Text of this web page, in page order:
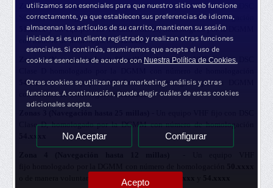
Zonas 1 (Navegación Ilimitada)- Un equipo VHF fijo con DSC
SOLAS, homologado por la DGMM con número de homologación
51.xxxxy un equipo VHF Portátil SOLAS, homologado por la DGMM
con número de homologación53.xxxx
Zonas 2 (Navegación hasta 60 millas)- Un equipo VHF fijo con DSC
54.xxxx y un equipo VHF Portátil, homologado por la DGMM
con número de homologación53.xxxx
Clase D, homologado por la DGMM con número de homologación
o de manera voluntaria los de homologación
utilizamos son esenciales para que nuestro sitio web funcione
correctamente, ya que establecen sus preferencias de idioma,
almacenan los artículos de su carrito, mantienen su sesión
iniciada si es un cliente registrado y realizan otras funciones
esenciales. Si continúa, asumiremos que acepta el uso de
cookies esenciales de acuerdo con Nuestra Política de Cookies.
Otras cookies se utilizan para marketing, análisis y otras
funciones. A continuación, puede elegir cuáles de estas cookies
adicionales acepta.
No Aceptar Configurar
Acepto